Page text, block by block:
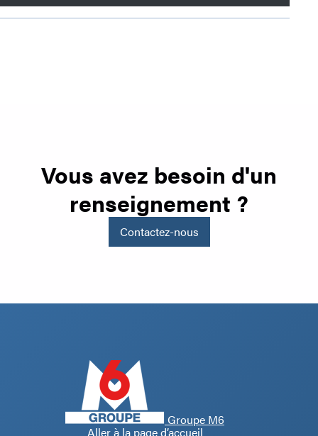
Vous avez besoin d'un
renseignement ?
Contactez-nous
Groupe M6
Aller à la page d’accueil